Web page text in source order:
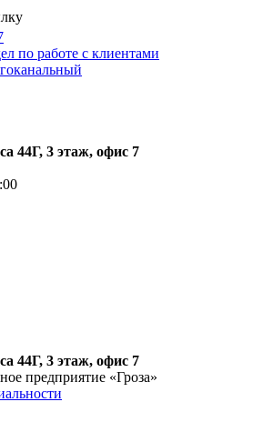
по работе с клиентами
44Г, 3 этаж, офис 7
44Г, 3 этаж, офис 7
предприятие «Гроза»